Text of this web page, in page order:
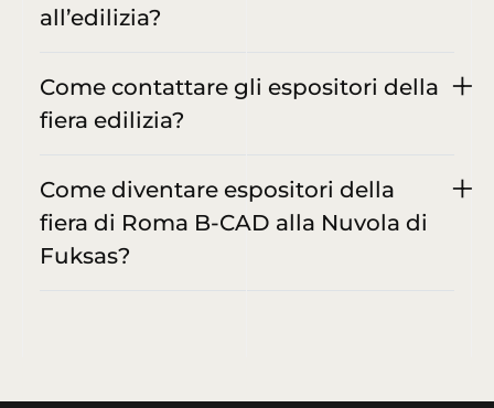
all’edilizia?
Come contattare gli espositori della
fiera edilizia?
Come diventare espositori della
fiera di Roma B-CAD alla Nuvola di
Fuksas?